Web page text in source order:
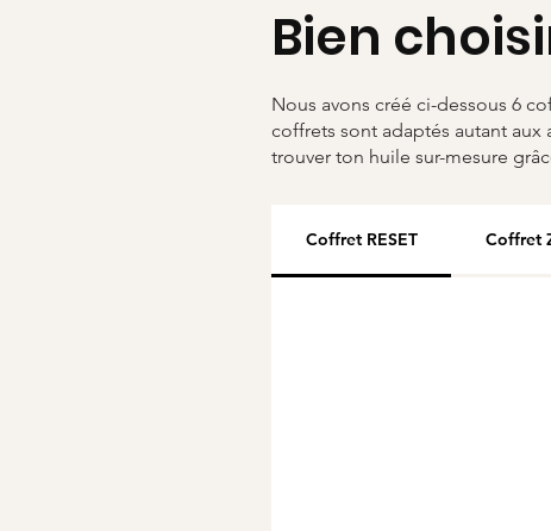
Bien
Nous avons créé ci-dessous 6
coffrets sont adaptés autant aux
trouver ton huile sur-mesure
Coffret RESET Coffret